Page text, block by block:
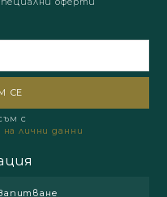
с
лични данни